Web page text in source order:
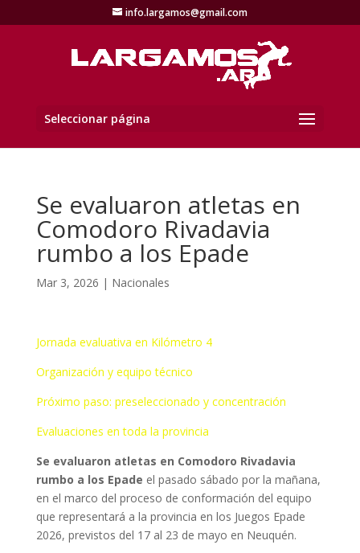
info.largamos@gmail.com
Seleccionar página
Se evaluaron atletas en
Comodoro Rivadavia
rumbo a los Epade
Mar 3, 2026 | Nacionales
Jornada evaluativa en Kilómetro 4
Organización y equipo técnico
Próximo paso: preseleccionado y concentración
Evaluaciones en toda la provincia
Se evaluaron atletas en Comodoro Rivadavia
rumbo a los Epade el pasado sábado por la mañana,
en el marco del proceso de conformación del equipo
que representará a la provincia en los Juegos Epade
2026, previstos del 17 al 23 de mayo en Neuquén.